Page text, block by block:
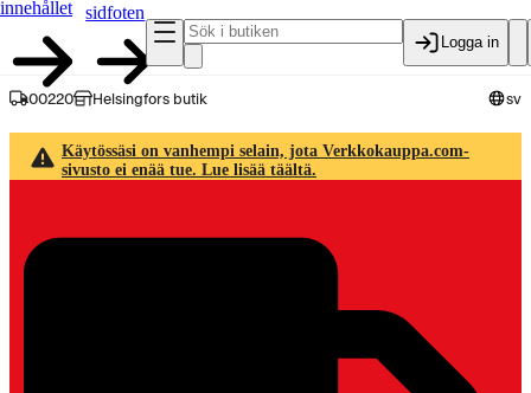
innehållet
sidfoten
Logga in
00220 Helsingfors butik sv
Käytössäsi on vanhempi selain, jota Verkkokauppa.com-
sivusto ei enää tue. Lue lisää täältä.